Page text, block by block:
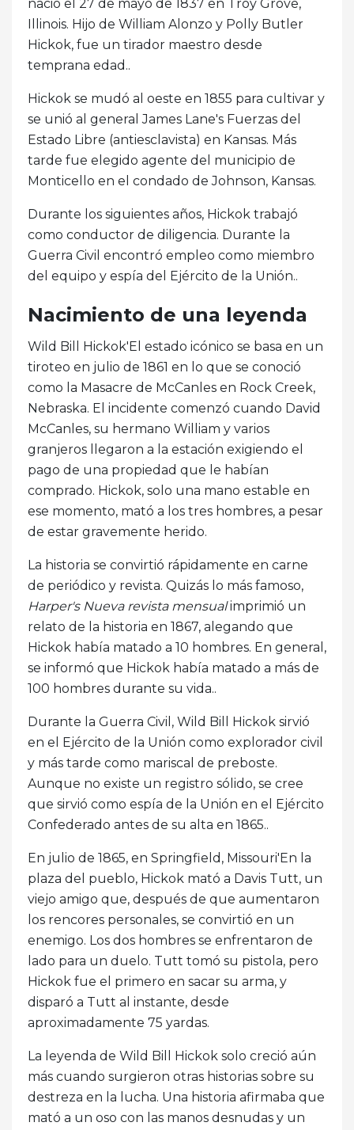
nació el 27 de mayo de 1837 en Troy Grove,
Illinois. Hijo de William Alonzo y Polly Butler
Hickok, fue un tirador maestro desde
temprana edad..
Hickok se mudó al oeste en 1855 para cultivar y
se unió al general James Lane's Fuerzas del
Estado Libre (antiesclavista) en Kansas. Más
tarde fue elegido agente del municipio de
Monticello en el condado de Johnson, Kansas.
Durante los siguientes años, Hickok trabajó
como conductor de diligencia. Durante la
Guerra Civil encontró empleo como miembro
del equipo y espía del Ejército de la Unión..
Nacimiento de una leyenda
Wild Bill Hickok'El estado icónico se basa en un
tiroteo en julio de 1861 en lo que se conoció
como la Masacre de McCanles en Rock Creek,
Nebraska. El incidente comenzó cuando David
McCanles, su hermano William y varios
granjeros llegaron a la estación exigiendo el
pago de una propiedad que le habían
comprado. Hickok, solo una mano estable en
ese momento, mató a los tres hombres, a pesar
de estar gravemente herido.
La historia se convirtió rápidamente en carne
de periódico y revista. Quizás lo más famoso,
Harper's Nueva revista mensualimprimió un
relato de la historia en 1867, alegando que
Hickok había matado a 10 hombres. En general,
se informó que Hickok había matado a más de
100 hombres durante su vida..
Durante la Guerra Civil, Wild Bill Hickok sirvió
en el Ejército de la Unión como explorador civil
y más tarde como mariscal de preboste.
Aunque no existe un registro sólido, se cree
que sirvió como espía de la Unión en el Ejército
Confederado antes de su alta en 1865..
En julio de 1865, en Springfield, Missouri'En la
plaza del pueblo, Hickok mató a Davis Tutt, un
viejo amigo que, después de que aumentaron
los rencores personales, se convirtió en un
enemigo. Los dos hombres se enfrentaron de
lado para un duelo. Tutt tomó su pistola, pero
Hickok fue el primero en sacar su arma, y ​​
disparó a Tutt al instante, desde
aproximadamente 75 yardas.
La leyenda de Wild Bill Hickok solo creció aún
más cuando surgieron otras historias sobre su
destreza en la lucha. Una historia afirmaba que
mató a un oso con las manos desnudas y un